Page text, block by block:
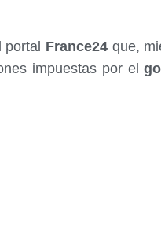
portal France24que,
impuestas por el